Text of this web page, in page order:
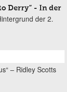
Derry“ - In der
der 2.
– Ridley Scotts